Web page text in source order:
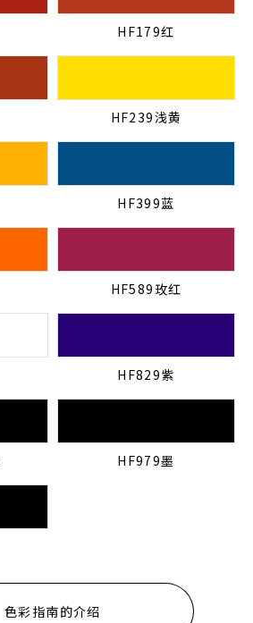
HF179红
HF239浅黄
HF399蓝
HF589玫红
HF829紫
HF979墨
色彩指南的介绍